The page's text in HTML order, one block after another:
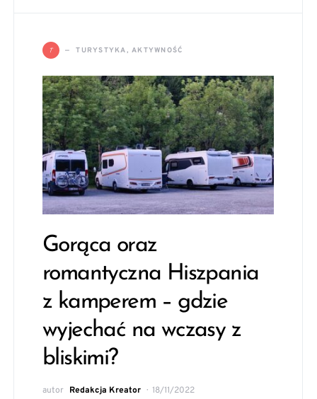
T TURYSTYKA, AKTYWNOŚĆ
Gorąca oraz
romantyczna Hiszpania
z kamperem – gdzie
wyjechać na wczasy z
bliskimi?
autor Redakcja Kreator 18/11/2022